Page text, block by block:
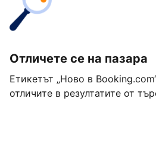
Отличете се на пазара
Етикетът „Ново в
отличите в резултатите от